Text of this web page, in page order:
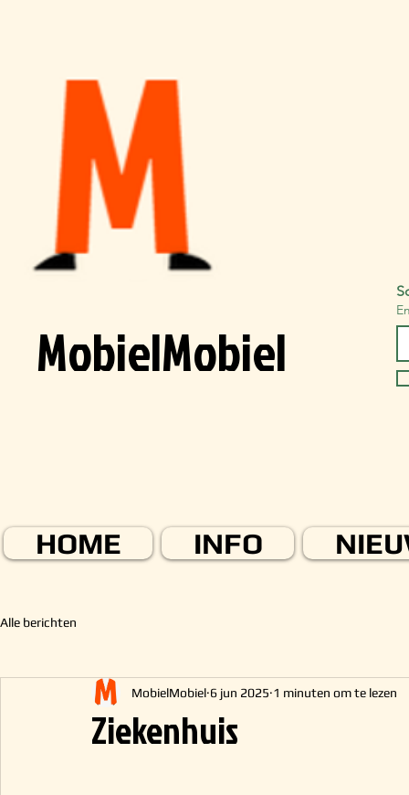
MobielMobiel
HOME INFO
Alle berichten
Ziekenhuis
MobielMobiel 6 jun 2025 1 minuten om te lezen